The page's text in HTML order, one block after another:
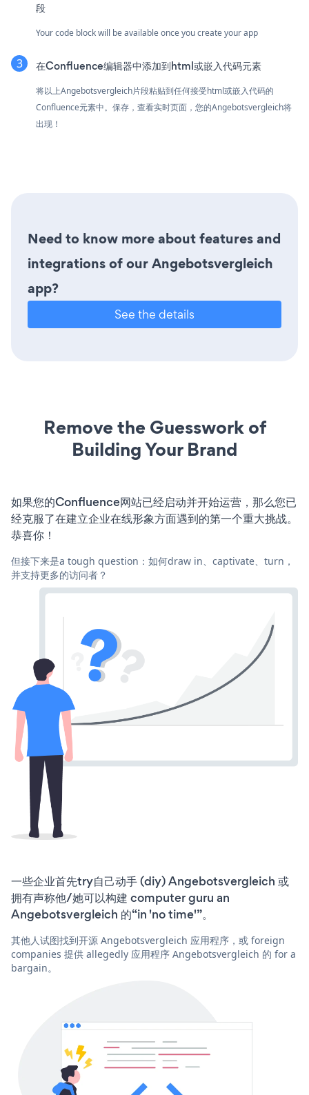
段
Your code block will be available once you create your app
在Confluence编辑器中添加到html或嵌入代码元素
将以上Angebotsvergleich片段粘贴到任何接受html或嵌入代码的
Confluence元素中。保存，查看实时页面，您的Angebotsvergleich将
出现！
Need to know more about features and
integrations of our Angebotsvergleich
app?
See the details
Remove the Guesswork of
Building Your Brand
如果您的Confluence网站已经启动并开始运营，那么您已
经克服了在建立企业在线形象方面遇到的第一个重大挑战。
恭喜你！
但接下来是a tough question：如何draw in、captivate、turn，
并支持更多的访问者？
一些企业首先try自己动手 (diy) Angebotsvergleich 或
拥有声称他/她可以构建 computer guru an
Angebotsvergleich 的“in 'no time'”。
其他人试图找到开源 Angebotsvergleich 应用程序，或 foreign
companies 提供 allegedly 应用程序 Angebotsvergleich 的 for a
bargain。